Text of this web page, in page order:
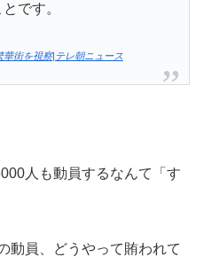
です。
街を視察|テレ朝ニュース
人も動員するなんて「す
動員、どうやって賄われて